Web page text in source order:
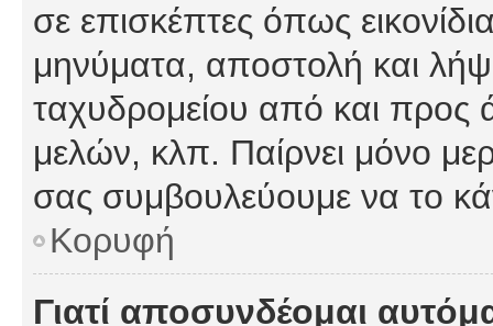
σε επισκέπτες όπως
μηνύματα, αποστολή και
ταχυδρομείου από και προς
μελών, κλπ. Παίρνει μόνο
σας συμβουλεύουμε να το
Κορυφή
Γιατί αποσυνδέομαι